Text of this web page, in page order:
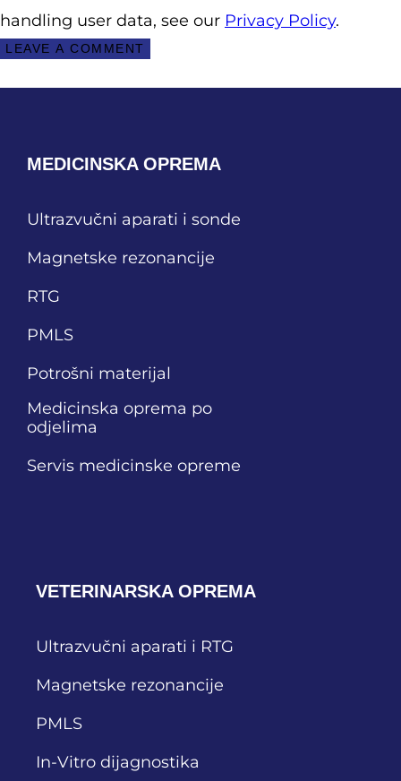
handling user data, see our Privacy Policy.
MEDICINSKA OPREMA
Ultrazvučni aparati i sonde
Magnetske rezonancije
RTG
PMLS
Potrošni materijal
Medicinska oprema po
odjelima
Servis medicinske opreme
VETERINARSKA OPREMA
Ultrazvučni aparati i RTG
Magnetske rezonancije
PMLS
In-Vitro dijagnostika